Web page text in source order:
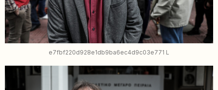
e7fbf220d928e1db9ba6ec4d9c03e771 L